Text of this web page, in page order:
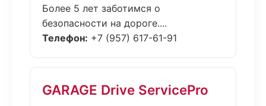
Более 5 лет заботимся о
безопасности на дороге....
Телефон: +7 (957) 617-61-91
GARAGE Drive ServicePro